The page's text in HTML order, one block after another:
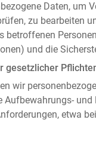
Daten, um
zu bearbeiten
betroffenen
und die
gesetzlicher
wir
Aufbewahrungs-
etwa